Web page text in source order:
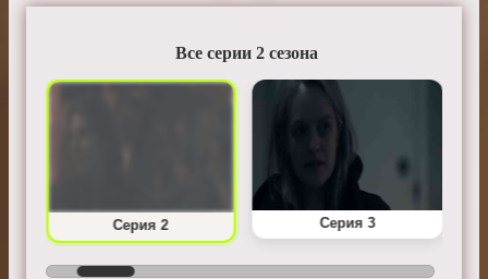
Все серии 2 сезона
Серия 2 Серия 3